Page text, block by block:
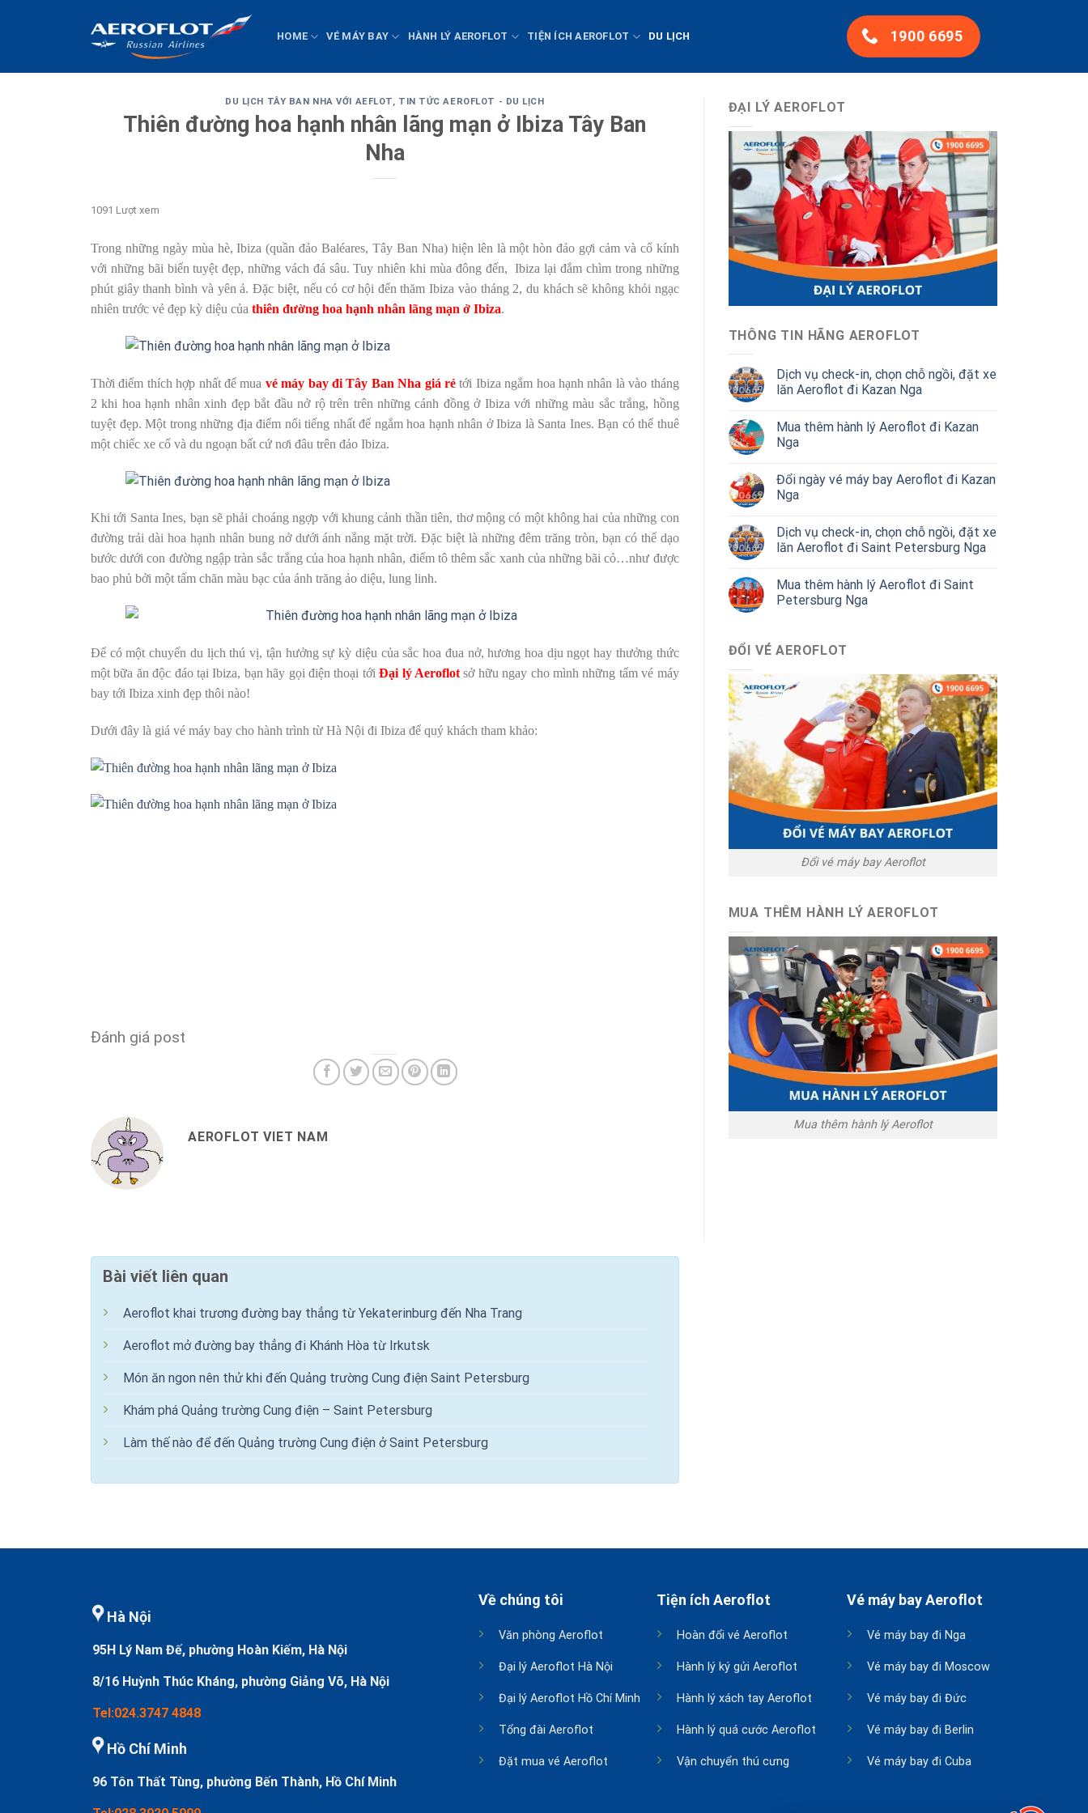
dung
HOME VÉ MÁY BAY HÀNH LÝ AEROFLOT TIỆN ÍCH AEROFLOT DU LỊCH 1900 6695
DU LỊCH TÂY BAN NHA VỚI AEFLOT, TIN TỨC AEROFLOT - DU LỊCH
Thiên đường hoa hạnh nhân lãng mạn ở Ibiza Tây Ban
Nha
1091 Lượt xem
Trong những ngày mùa hè, Ibiza (quần đảo Baléares, Tây Ban Nha) hiện lên là một hòn đảo gợi cảm và cổ kính
với những bãi biển tuyệt đẹp, những vách đá sâu. Tuy nhiên khi mùa đông đến, Ibiza lại đắm chìm trong những
phút giây thanh bình và yên ả. Đặc biệt, nếu có cơ hội đến thăm Ibiza vào tháng 2, du khách sẽ không khỏi ngạc
nhiên trước vẻ đẹp kỳ diệu của thiên đường hoa hạnh nhân lãng mạn ở Ibiza.
Thời điểm thích hợp nhất để mua vé máy bay đi Tây Ban Nha giá rẻ tới Ibiza ngắm hoa hạnh nhân là vào tháng
2 khi hoa hạnh nhân xinh đẹp bắt đầu nở rộ trên trên những cánh đồng ở Ibiza với những màu sắc trắng, hồng
tuyệt đẹp. Một trong những địa điểm nổi tiếng nhất để ngắm hoa hạnh nhân ở Ibiza là Santa Ines. Bạn có thể thuê
một chiếc xe cổ và du ngoạn bất cứ nơi đâu trên đảo Ibiza.
Khi tới Santa Ines, bạn sẽ phải choáng ngợp với khung cảnh thần tiên, thơ mộng có một không hai của những con
đường trải dài hoa hạnh nhân bung nở dưới ánh nắng mặt trời. Đặc biệt là những đêm trăng tròn, bạn có thể dạo
bước dưới con đường ngập tràn sắc trắng của hoa hạnh nhân, điểm tô thêm sắc xanh của những bãi cỏ…như được
bao phủ bởi một tấm chăn màu bạc của ánh trăng ảo diệu, lung linh.
Để có một chuyến du lịch thú vị, tận hưởng sự kỳ diệu của sắc hoa đua nở, hương hoa dịu ngọt hay thưởng thức
một bữa ăn độc đáo tại Ibiza, bạn hãy gọi điện thoại tớiĐại lý Aeroflot sở hữu ngay cho mình những tấm vé máy
bay tới Ibiza xinh đẹp thôi nào!
Dưới đây là giá vé máy bay cho hành trình từ Hà Nội đi Ibiza để quý khách tham khảo:
Đánh giá post
AEROFLOT VIET NAM
ĐẠI LÝ AEROFLOT
THÔNG TIN HÃNG AEROFLOT
Dịch vụ check-in, chọn chỗ ngồi, đặt xe
lăn Aeroflot đi Kazan Nga
Mua thêm hành lý Aeroflot đi Kazan
Nga
Đổi ngày vé máy bay Aeroflot đi Kazan
Nga
Dịch vụ check-in, chọn chỗ ngồi, đặt xe
lăn Aeroflot đi Saint Petersburg Nga
Mua thêm hành lý Aeroflot đi Saint
Petersburg Nga
ĐỔI VÉ AEROFLOT
Đổi vé máy bay Aeroflot
MUA THÊM HÀNH LÝ AEROFLOT
Mua thêm hành lý Aeroflot
Bài viết liên quan
Aeroflot khai trương đường bay thẳng từ Yekaterinburg đến Nha Trang
Aeroflot mở đường bay thẳng đi Khánh Hòa từ Irkutsk
Món ăn ngon nên thử khi đến Quảng trường Cung điện Saint Petersburg
Khám phá Quảng trường Cung điện – Saint Petersburg
Làm thế nào để đến Quảng trường Cung điện ở Saint Petersburg
Hà Nội
95H Lý Nam Đế, phường Hoàn Kiếm, Hà Nội
8/16 Huỳnh Thúc Kháng, phường Giảng Võ, Hà Nội
Tel:024.3747 4848
Hồ Chí Minh
96 Tôn Thất Tùng, phường Bến Thành, Hồ Chí Minh
Về chúng tôi
Văn phòng Aeroflot
Đại lý Aeroflot Hà Nội
Đại lý Aeroflot Hồ Chí Minh
Tổng đài Aeroflot
Đặt mua vé Aeroflot
Tiện ích Aeroflot
Hoàn đổi vé Aeroflot
Hành lý ký gửi Aeroflot
Hành lý xách tay Aeroflot
Hành lý quá cước Aeroflot
Vận chuyển thú cưng
Vé máy bay Aeroflot
Vé máy bay đi Nga
Vé máy bay đi Moscow
Vé máy bay đi Đức
Vé máy bay đi Berlin
Vé máy bay đi Cuba